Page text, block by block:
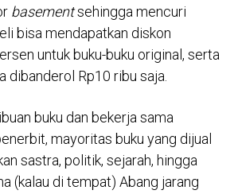
basementsehingga mencuri
bisa mendapatkan diskon
untuk buku-buku original, serta
dibanderol Rp10 ribu saja.
buku dan bekerja sama
mayoritas buku yang dijual
sastra, politik, sejarah, hingga
(kalau di tempat) Abang jarang